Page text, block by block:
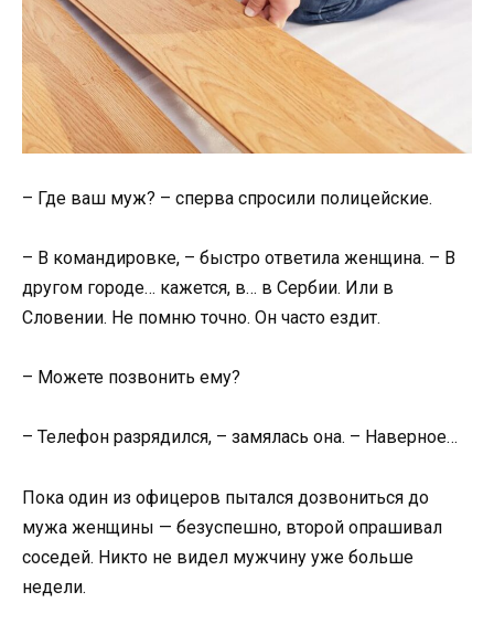
– Где ваш муж? – сперва спросили полицейские.
– В командировке, – быстро ответила женщина. – В
другом городе… кажется, в… в Сербии. Или в
Словении. Не помню точно. Он часто ездит.
– Можете позвонить ему?
– Телефон разрядился, – замялась она. – Наверное…
Пока один из офицеров пытался дозвониться до
мужа женщины — безуспешно, второй опрашивал
соседей. Никто не видел мужчину уже больше
недели.